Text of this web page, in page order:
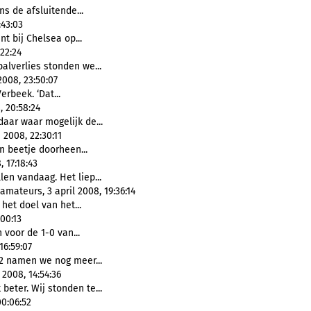
de afsluitende...
bij Chelsea op...
stonden we...
23:50:07
‘Dat...
waar mogelijk de...
22:30:11
beetje doorheen...
vandaag. Het liep...
3 april 2008, 19:36:14
doel van het...
voor de 1-0 van...
namen we nog meer...
14:54:36
beter. Wij stonden te...